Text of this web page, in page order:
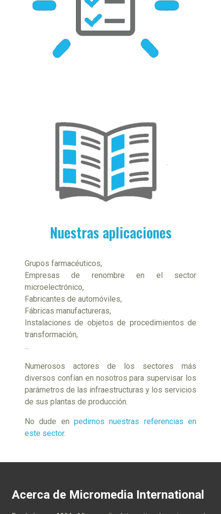
Nuestras aplicaciones
Grupos farmacéuticos,
Empresas de renombre en el sector
microelectrónico,
Fabricantes de automóviles,
Fábricas manufactureras,
Instalaciones de objetos de procedimientos de
transformación,
...
Numerosos actores de los sectores más
diversos confían en nosotros para supervisar los
parámetros de las infraestructuras y los servicios
de sus plantas de producción.
No dude en pedirnos nuestras referencias en
este sector.
Acerca de Micromedia International